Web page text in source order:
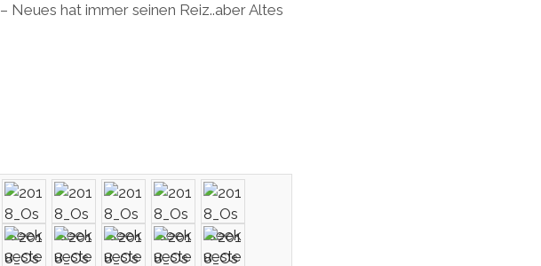
Neues hat immer seinen Reiz..aber Altes